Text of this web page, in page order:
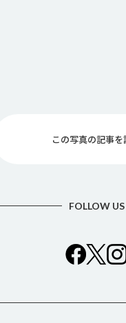
この写真の記事を